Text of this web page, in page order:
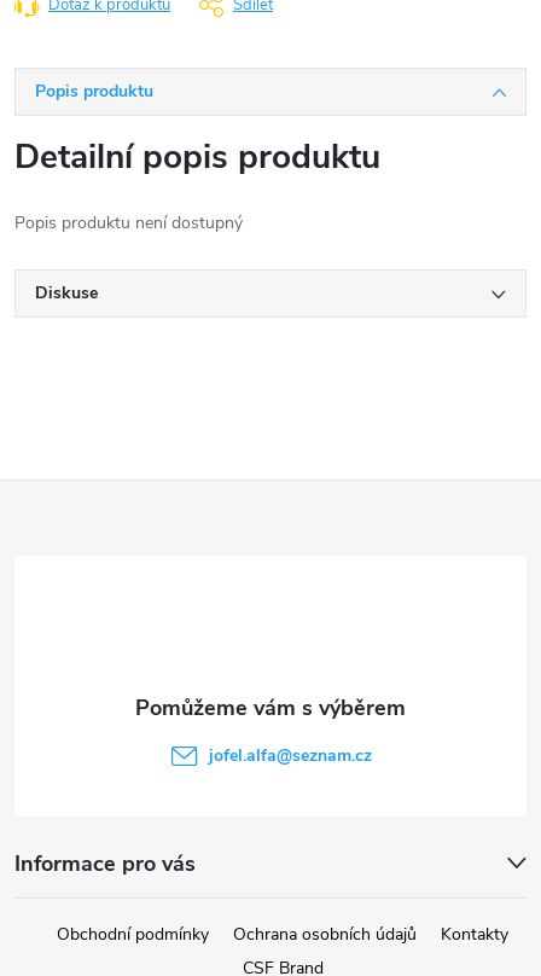
Dotaz k produktu Sdílet
Popis produktu
Detailní popis produktu
Popis produktu není dostupný
Diskuse
Informace pro vás
jofel.alfa@seznam.cz
Obchodní podmínky Ochrana osobních údajů
Kontakty
CSF Brand